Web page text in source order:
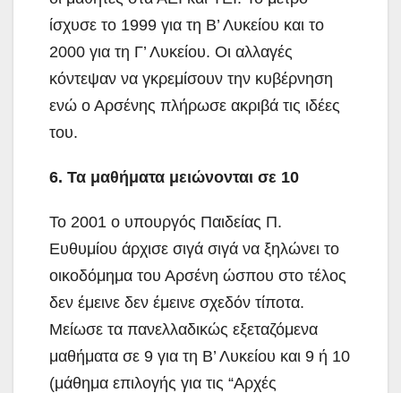
ίσχυσε το 1999 για τη Β’ Λυκείου και το
2000 για τη Γ’ Λυκείου. Οι αλλαγές
κόντεψαν να γκρεμίσουν την κυβέρνηση
ενώ ο Αρσένης πλήρωσε ακριβά τις ιδέες
του.
6. Τα μαθήματα μειώνονται σε 10
Το 2001 ο υπουργός Παιδείας Π.
Ευθυμίου άρχισε σιγά σιγά να ξηλώνει το
οικοδόμημα του Αρσένη ώσπου στο τέλος
δεν έμεινε δεν έμεινε σχεδόν τίποτα.
Μείωσε τα πανελλαδικώς εξεταζόμενα
μαθήματα σε 9 για τη Β’ Λυκείου και 9 ή 10
(μάθημα επιλογής για τις “Αρχές